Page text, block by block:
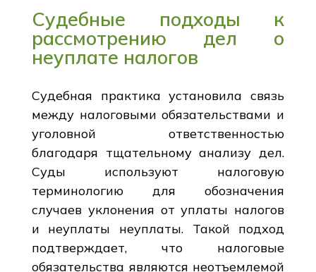
Судебные подходы к
рассмотрению дел о
неуплате налогов
Судебная практика установила связь
между налоговыми обязательствами и
уголовной ответственностью
благодаря тщательному анализу дел.
Суды используют налоговую
терминологию для обозначения
случаев уклонения от уплаты налогов
и неуплаты неуплаты. Такой подход
подтверждает, что налоговые
обязательства являются неотъемлемой